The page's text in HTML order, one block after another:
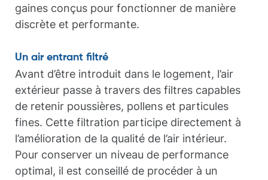
gaines conçus pour fonctionner de manière
discrète et performante.
Un air entrant filtré
Avant d’être introduit dans le logement, l’air
extérieur passe à travers des filtres capables
de retenir poussières, pollens et particules
fines. Cette filtration participe directement à
l’amélioration de la qualité de l’air intérieur.
Pour conserver un niveau de performance
optimal, il est conseillé de procéder à un